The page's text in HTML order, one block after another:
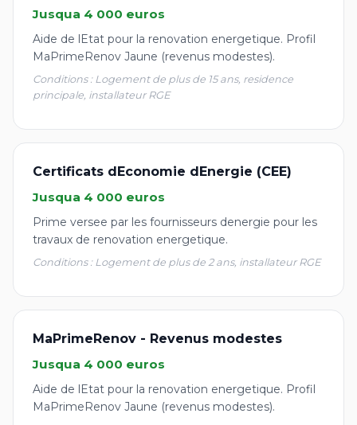
Jusqua 4 000 euros
Aide de lEtat pour la renovation energetique. Profil
MaPrimeRenov Jaune (revenus modestes).
Conditions : Logement de plus de 15 ans, residence
principale, installateur RGE
Certificats dEconomie dEnergie (CEE)
Jusqua 4 000 euros
Prime versee par les fournisseurs denergie pour les
travaux de renovation energetique.
Conditions : Logement de plus de 2 ans, installateur RGE
MaPrimeRenov - Revenus modestes
Jusqua 4 000 euros
Aide de lEtat pour la renovation energetique. Profil
MaPrimeRenov Jaune (revenus modestes).